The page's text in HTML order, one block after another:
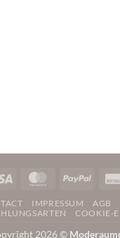
über den gesperrten Inhalt.
Visa MasterCardPayPal
IMPRESSUM AGB
COOKIE-
2026 ©